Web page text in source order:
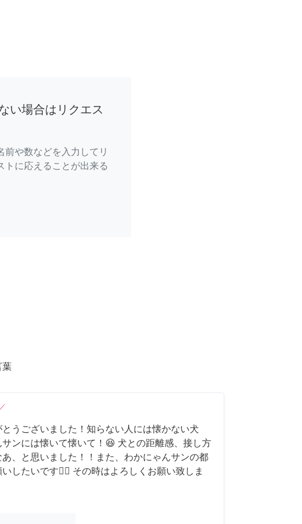
い場合はリクエス
前や数などを入力してリ
トに応えることが出来る
葉
とうございました！知らない人には懐かない犬
ンには懐いて懐いて！😆 犬との距離感、接し方
、と思いました！！また、わかにゃんサンの都
したいです🙇‍♂️ その時はよろしくお願い致しま